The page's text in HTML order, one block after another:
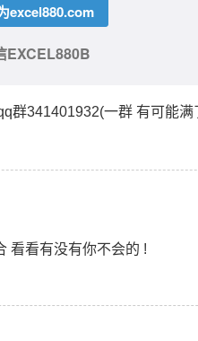
excel880.com
EXCEL880B
群341401932(一群 有可能
看看有没有你不会的 !